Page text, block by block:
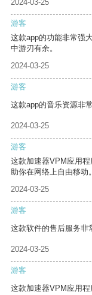
2024-03-25
游客
这款app的功能非常强
中游刃有余。
2024-03-25
游客
这款app的音乐资源非
2024-03-25
游客
这款加速器VPM应用
助你在网络上自由移动。
2024-03-25
游客
这款软件的售后服务非
2024-03-25
游客
这款加速器VPM应用程